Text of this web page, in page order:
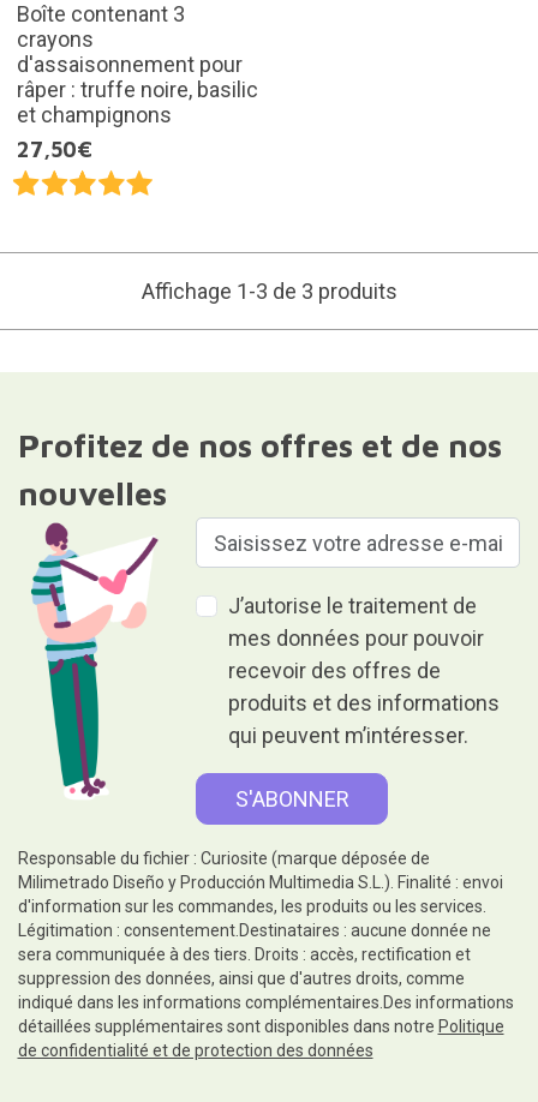
Boîte contenant 3
crayons
d'assaisonnement pour
râper : truffe noire, basilic
et champignons
27,50€
Affichage 1-3 de 3 produits
Profitez de nos offres et de nos
nouvelles
J’autorise le traitement de
mes données pour pouvoir
recevoir des offres de
produits et des informations
qui peuvent m’intéresser.
Responsable du fichier : Curiosite (marque déposée de
Milimetrado Diseño y Producción Multimedia S.L.). Finalité : envoi
d'information sur les commandes, les produits ou les services.
Légitimation : consentement.Destinataires : aucune donnée ne
sera communiquée à des tiers. Droits : accès, rectification et
suppression des données, ainsi que d'autres droits, comme
indiqué dans les informations complémentaires.Des informations
détaillées supplémentaires sont disponibles dans notre Politique
de confidentialité et de protection des données